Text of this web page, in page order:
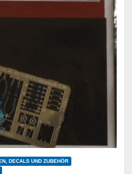
DECALS UND ZUBEHÖR